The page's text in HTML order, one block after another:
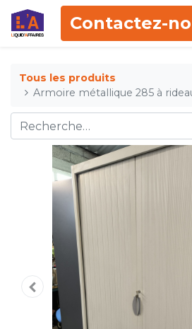
Contactez-
Tous les produits
Armoire métallique 285 à